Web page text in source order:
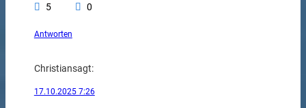
5 0
Antworten
Christiansagt:
17.10.2025 7:26